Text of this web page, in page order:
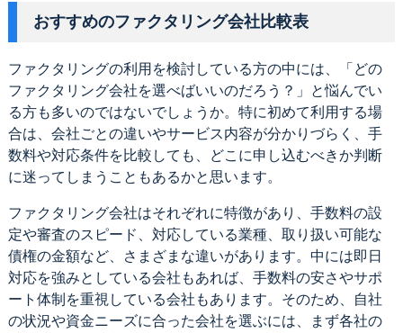
おすすめのファクタリング会社比較表
ファクタリングの利用を検討している方の中には、「どの
ファクタリング会社を選べばいいのだろう？」と悩んでい
る方も多いのではないでしょうか。特に初めて利用する場
合は、会社ごとの違いやサービス内容が分かりづらく、手
数料や対応条件を比較しても、どこに申し込むべきか判断
に迷ってしまうこともあるかと思います。
ファクタリング会社はそれぞれに特徴があり、手数料の設
定や審査のスピード、対応している業種、取り扱い可能な
債権の金額など、さまざまな違いがあります。中には即日
対応を強みとしている会社もあれば、手数料の安さやサポ
ート体制を重視している会社もあります。そのため、自社
の状況や資金ニーズに合った会社を選ぶには、まず各社の